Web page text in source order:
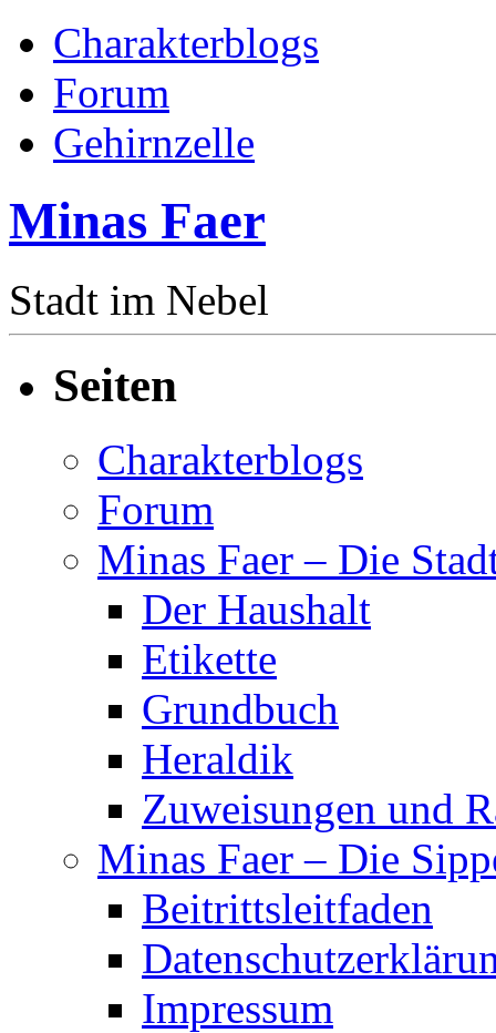
Charakterblogs
Forum
Gehirnzelle
Minas Faer
Stadt im Nebel
Seiten
Charakterblogs
Forum
Minas Faer – Die
Der Haushalt
Etikette
Grundbuch
Heraldik
Zuweisungen und
Minas Faer – Die
Beitrittsleitfaden
Impressum